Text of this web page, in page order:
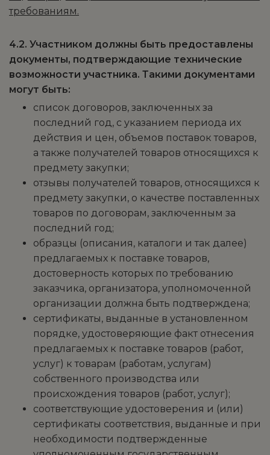
требованиям.
4.2. Участником должны быть предоставлены
документы, подтверждающие технические
возможности участника. Такими документами
могут быть:
список договоров, заключенных за
последний год, с указанием периода их
действия и цен, объемов поставок товаров,
а также получателей товаров относящихся к
предмету закупки;
отзывы получателей товаров, относящихся к
предмету закупки, о качестве поставленных
товаров по договорам, заключенным за
последний год;
образцы (описания, каталоги и так далее)
предлагаемых к поставке товаров,
достоверность которых по требованию
заказчика, организатора, уполномоченной
организации должна быть подтверждена;
сертификаты, выданные в установленном
порядке, удостоверяющие факт отнесения
предлагаемых к поставке товаров (работ,
услуг) к товарам (работам, услугам)
собственного производства или
происхождения товаров (работ, услуг);
соответствующие удостоверения и (или)
сертификаты соответствия, выданные и при
необходимости подтвержденные